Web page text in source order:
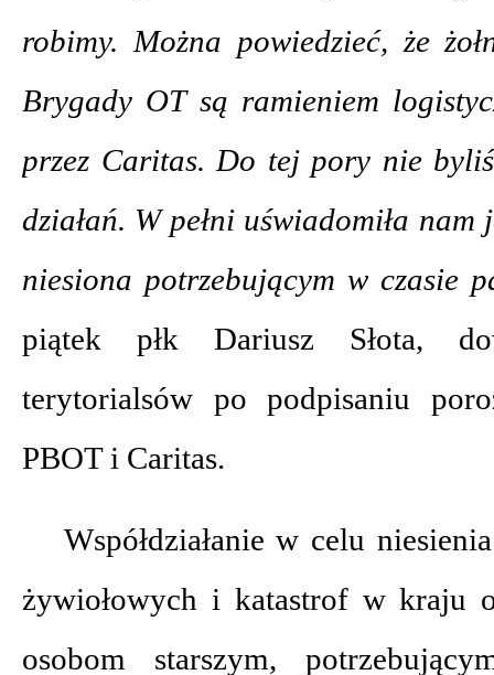
robimy. Można powiedzieć, że
Brygady OT są ramieniem
przez Caritas. Do tej pory nie
działań. W pełni uświadomiła
niesiona potrzebującym w czasie
piątek płk Dariusz Słota,
terytorialsów po podpisaniu
PBOT i Caritas.
Współdziałanie w celu
żywiołowych i katastrof w kraju
osobom starszym,